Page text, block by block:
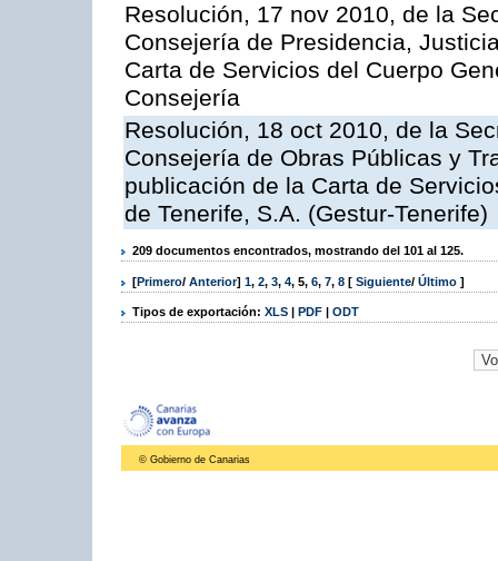
Resolución, 17 nov 2010, de la
Consejería de Presidencia,
Carta de Servicios del Cuerpo
Consejería
Resolución, 18 oct 2010, de la
Consejería de Obras Públicas y
publicación de la Carta de
de Tenerife, S.A. (Gestur-Tenerife)
209 documentos encontrados, mostrando del 101 al 125.
[Primero/ Anterior] 1, 2, 3, 4, 5, 6, 7, 8 [ Siguiente/ Último ]
Tipos de exportación: XLS | PDF | ODT
© Gobierno de Canarias